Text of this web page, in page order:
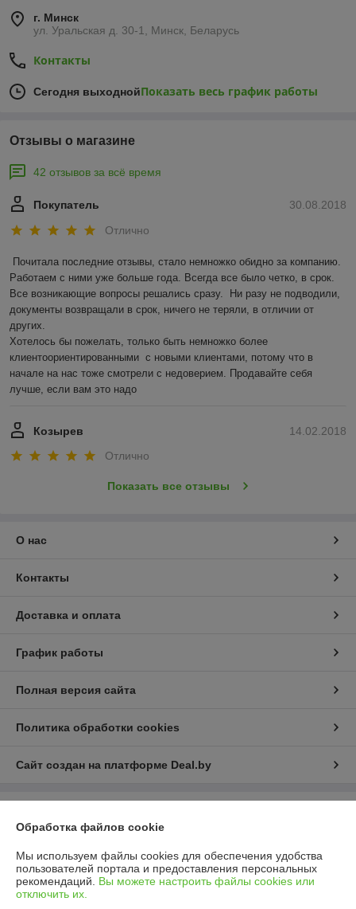
г. Минск
ул. Уральская д. 30-1, Минск, Беларусь
Контакты
Сегодня выходнойПоказать весь график работы
Отзывы о магазине
42 отзывов за всё время
30.08.2018
Покупатель
Отлично
Почитала последние отзывы, стало немножко обидно за компанию.
Работаем с ними уже больше года. Всегда все было четко, в срок.
Все возникающие вопросы решались сразу.  Ни разу не подводили,
документы возвращали в срок, ничего не теряли, в отличии от
других.
Хотелось бы пожелать, только быть немножко более
клиентоориентированными  с новыми клиентами, потому что в
начале на нас тоже смотрели с недоверием. Продавайте себя
лучше, если вам это надо
14.02.2018
Козырев
Отлично
Показать все отзывы
О нас
Контакты
Доставка и оплата
График работы
Полная версия сайта
Политика обработки cookies
Сайт создан на платформе Deal.by
«РАМТК ЭКСПЕДИЦИЯ»
220070, г. Минск, ул. Ваупшасова, д. 10, пом. 131
Регистрационный номер ЕГР: 193666861
Обработка файлов cookie
Мы используем файлы cookies для обеспечения удобства
пользователей портала и предоставления персональных
рекомендаций. Вы можете настроить файлы cookies или
отключить их.